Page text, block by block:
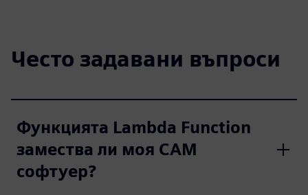
Често задавани въпроси
Функцията Lambda Function
замества ли моя CAM
софтуер?